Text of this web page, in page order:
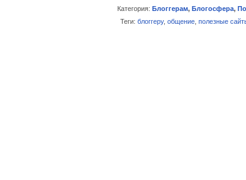
Категория: Блоггерам, Блогосфера,
Теги: блоггеру, общение полезные